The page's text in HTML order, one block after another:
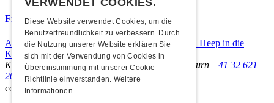
Frisch bestätigt: Uriah Heep
Am Sonntag, 15. November 2026 kommen Uriah Heep in die
Kulturfabrik Kofmehl!
Kulturfabrik Kofmehl Kofmehlweg 1 4502 Solothurn +41 32 621
20 60 Nutzungsbedingungen
coded by
VERWENDET COOKIES.
Diese Website verwendet Cookies, um die
Benutzerfreundlichkeit zu verbessern. Durch
die Nutzung unserer Website erklären Sie
sich mit der Verwendung von Cookies in
Übereinstimmung mit unserer Cookie-
Richtlinie einverstanden. Weitere
Informationen